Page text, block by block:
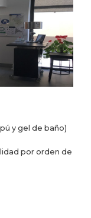
y gel de baño)
por orden de